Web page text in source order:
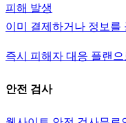
피해 발생
이미 결제하거나 정보를
즉시 피해자 대응 플랜
안전 검사